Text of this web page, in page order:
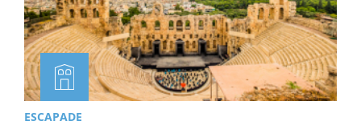
ESCAPADE